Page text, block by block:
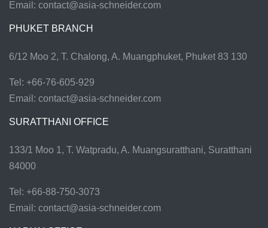
Email: contact@asia-schneider.com
PHUKET BRANCH
6/12 Moo 2, T. Chalong, A. Muangphuket, Phuket 83 130
Tel: +66-76-605-929
Email: contact@asia-schneider.com
SURATTHANI OFFICE
133/1 Moo 1, T. Watpradu, A. Muangsuratthani, Suratthani
84000
Tel: +66-88-750-3073
Email: contact@asia-schneider.com